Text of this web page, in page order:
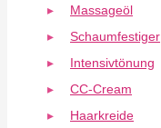
Massageöl
Schaumfestiger
Intensivtönung
CC-Cream
Haarkreide